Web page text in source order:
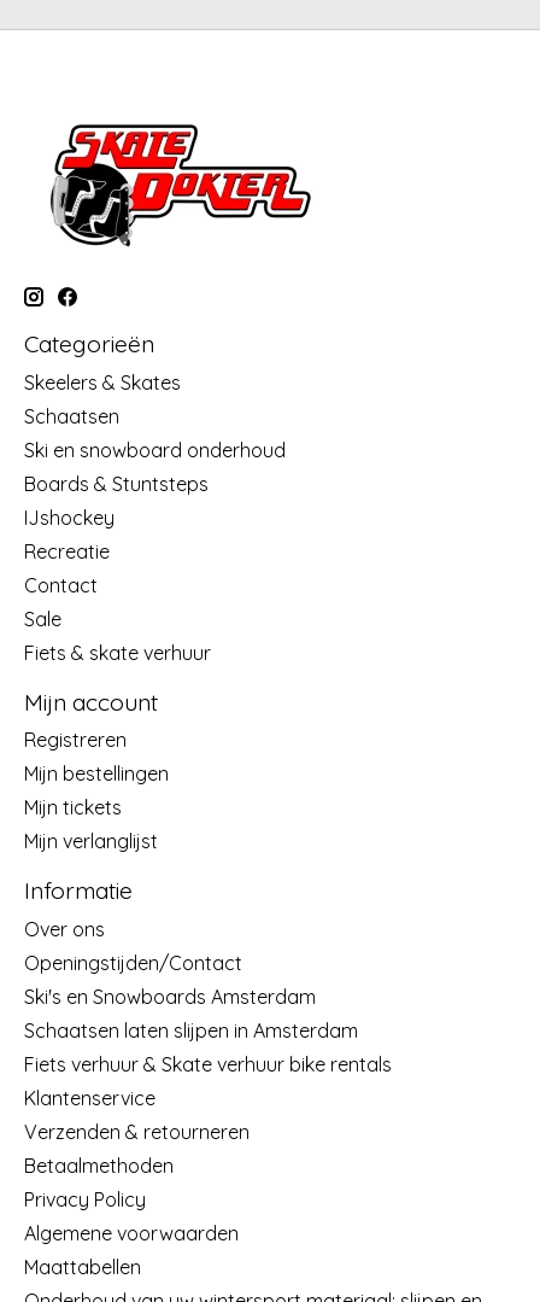
Categorieën
Skeelers & Skates
Schaatsen
Ski en snowboard onderhoud
Boards & Stuntsteps
IJshockey
Recreatie
Contact
Sale
Fiets & skate verhuur
Mijn account
Registreren
Mijn bestellingen
Mijn tickets
Mijn verlanglijst
Informatie
Over ons
Openingstijden/Contact
Ski's en Snowboards Amsterdam
Schaatsen laten slijpen in Amsterdam
Fiets verhuur & Skate verhuur bike rentals
Klantenservice
Verzenden & retourneren
Betaalmethoden
Privacy Policy
Algemene voorwaarden
Maattabellen